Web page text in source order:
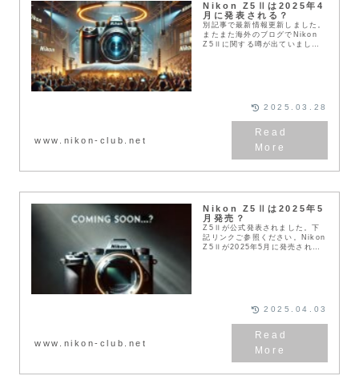
Nikon Z5Ⅱは2025年4
月に発表される？
別記事で最新情報更新しました。
またまた海外のブログでNikon
Z5Ⅱに関する噂が出ていまし
www.nikon-club.net
2025.03.28
Nikon Z5Ⅱは2025年5
月発売？
Z5Ⅱが公式発表されました。下
記リンクご参照ください。Nikon
Z5Ⅱが2025年5月に発売される
www.nikon-club.net
2025.04.03